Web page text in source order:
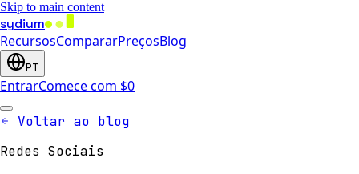
Skip to main content
sydium
RecursosCompararPreçosBlog
PT
EntrarComece com $0
Voltar ao blog
Redes Sociais